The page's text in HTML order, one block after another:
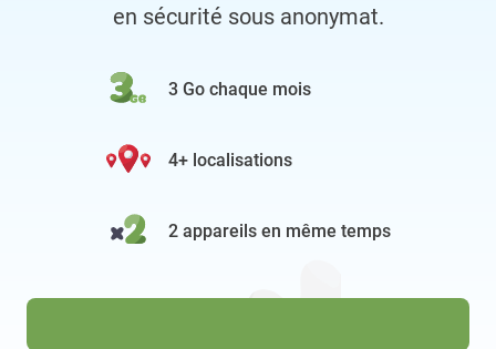
en sécurité sous anonymat.
3 Go chaque mois
4+ localisations
2 appareils en même temps